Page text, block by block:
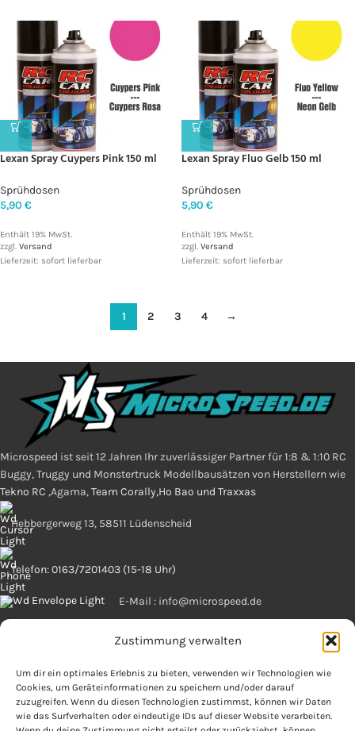
Zustimmung verwalten
Um dir ein optimales Erlebnis zu bieten, verwenden wir Technologien wie
Cookies, um Geräteinformationen zu speichern und/oder darauf
zuzugreifen. Wenn du diesen Technologien zustimmst, können wir Daten
wie das Surfverhalten oder eindeutige IDs auf dieser Website verarbeiten.
Lexan Spray Cuypers Pink 150 ml
Sprühdosen
5,90 €
Enthält 19% MwSt.
zzgl. Versand
Lieferzeit: sofort lieferbar
Lexan Spray Fluo Gelb 150 ml
Sprühdosen
5,90 €
Enthält 19% MwSt.
zzgl. Versand
Lieferzeit: sofort lieferbar
1 2 3 4 →
Microspeed ist seit 12 Jahren Ihr zuverlässiger Partner für 1:8 & 1:10 RC
Buggy, Truggy und Monstertruck Modellbausätzen von Herstellern wie
Tekno RC ,Agama,Team Corally,Ho Bao und Traxxas
Hebbergerweg 13, 58511 Lüdenscheid
Telefon: 0163/7201403 (15-18 Uhr)
E-Mail : info@microspeed.de
OFFIZIELLES
Copyright 2025 by microspeed